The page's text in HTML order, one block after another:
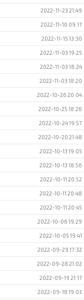
2022-11-23 21:49
2022-11-16 09:17
2022-11-15 13:30
2022-11-03 19:25
2022-11-03 18:24
2022-11-03 18:20
2022-10-26 20:04
2022-10-25 18:26
2022-10-24 19:57
2022-10-20 21:48
2022-10-13 19:05
2022-10-13 18:56
2022-10-11 20:52
2022-10-11 20:48
2022-10-11 20:45
2022-10-06 19:29
2022-10-05 19:41
2022-09-29 17:32
2022-09-28 21:02
2022-09-19 21:17
2022-09-18 19:03